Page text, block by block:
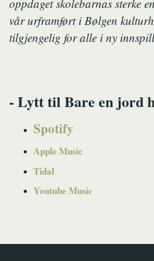
oppdaget skolebarnas sterke
vår urframført i Bølgen
tilgjengelig for alle i ny
- Lytt til Bare en jord
Spotify
Apple Music
Tidal
Youtube Music